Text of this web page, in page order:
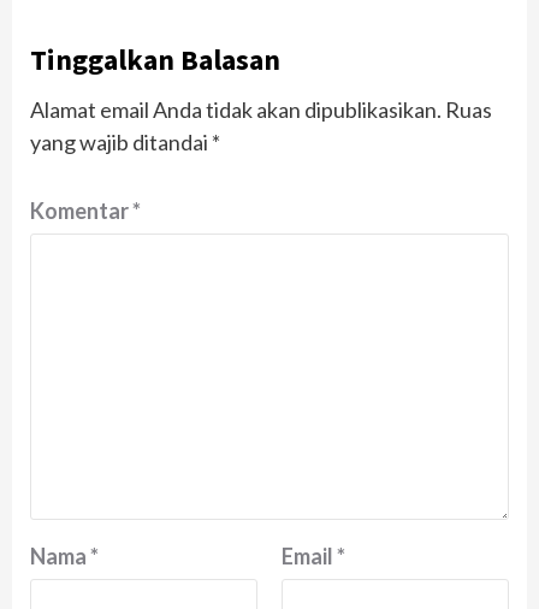
Tinggalkan Balasan
Alamat email Anda tidak akan dipublikasikan. Ruas
yang wajib ditandai *
Komentar*
Nama* Email*